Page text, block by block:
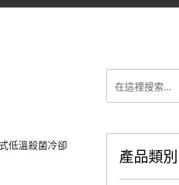
低溫殺菌冷卻
產品類別